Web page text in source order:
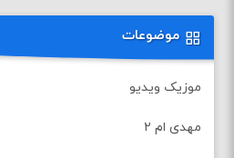
موضوعات
موزیک ویدیو
مهدی ام ۲